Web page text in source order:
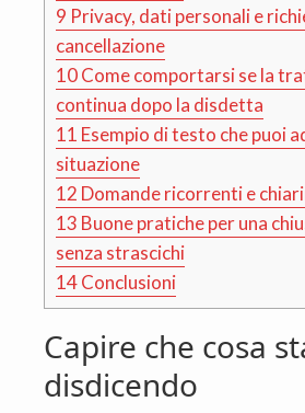
9 Privacy, dati personali e
cancellazione
10Come comportarsi se la
continua dopo la disdetta
11 Esempio di testo che puoi
situazione
12 Domande ricorrenti e
13 Buone pratiche per una
senza strascichi
14Conclusioni
Capire che cosa
disdicendo